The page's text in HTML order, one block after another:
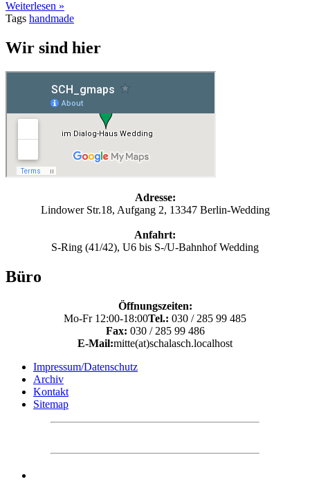
Weiterlesen »
Tags handmade
Wir sind hier
Adresse:
Lindower Str.18, Aufgang 2, 13347 Berlin-Wedding
Anfahrt:
S-Ring (41/42), U6 bis S-/U-Bahnhof Wedding
Büro
Öffnungszeiten:
Mo-Fr 12:00-18:00Tel.: 030 / 285 99 485
Fax: 030 / 285 99 486
E-Mail:mitte(at)schalasch.localhost
Impressum/Datenschutz
Archiv
Kontakt
Sitemap